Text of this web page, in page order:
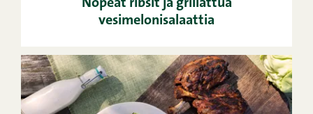
Nopeat ribsit ja grillattua
vesimelonisalaattia